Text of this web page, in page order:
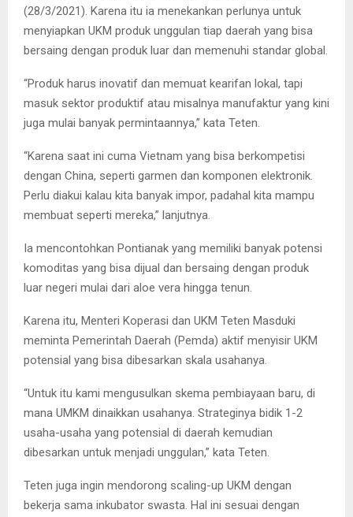
(28/3/2021). Karena itu ia menekankan perlunya untuk
menyiapkan UKM produk unggulan tiap daerah yang bisa
bersaing dengan produk luar dan memenuhi standar global.
“Produk harus inovatif dan memuat kearifan lokal, tapi
masuk sektor produktif atau misalnya manufaktur yang kini
juga mulai banyak permintaannya,” kata Teten.
“Karena saat ini cuma Vietnam yang bisa berkompetisi
dengan China, seperti garmen dan komponen elektronik.
Perlu diakui kalau kita banyak impor, padahal kita mampu
membuat seperti mereka,” lanjutnya.
Ia mencontohkan Pontianak yang memiliki banyak potensi
komoditas yang bisa dijual dan bersaing dengan produk
luar negeri mulai dari aloe vera hingga tenun.
Karena itu, Menteri Koperasi dan UKM Teten Masduki
meminta Pemerintah Daerah (Pemda) aktif menyisir UKM
potensial yang bisa dibesarkan skala usahanya.
“Untuk itu kami mengusulkan skema pembiayaan baru, di
mana UMKM dinaikkan usahanya. Strateginya bidik 1-2
usaha-usaha yang potensial di daerah kemudian
dibesarkan untuk menjadi unggulan,” kata Teten.
Teten juga ingin mendorong scaling-up UKM dengan
bekerja sama inkubator swasta. Hal ini sesuai dengan